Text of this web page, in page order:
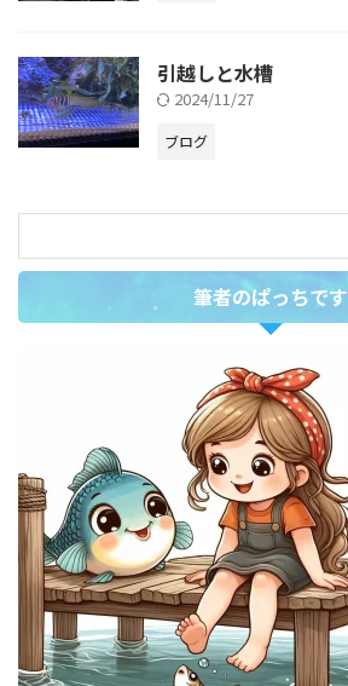
引越しと水槽
2024/11/27
ブログ
筆者のぱっちです